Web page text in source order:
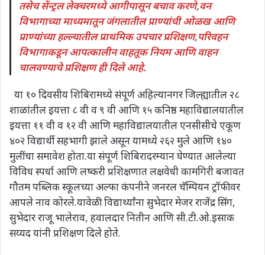
तसेच सेंन्ट्रल लेक्चरमध्ये आगीपासून बचाव करणे,वन
विभागाच्या माध्यमातून जंगलातील प्राण्यांची ओळख आणि
प्राण्यांच्या हल्ल्यातील प्राथमिक उपचार प्रशिक्षण,परिवहन
विभागाकडून आपत्कालीन वाहतूक नियम आणि वाहन
चालवण्याचे प्रशिक्षण ही दिले आहे.
या १० दिवसीय शिबिरामध्ये संपूर्ण अहिल्यानगर जिल्ह्यातील २८
शाळांतील इयत्ता ८ वी व ९ वी आणि १५ कनिष्ठ महाविद्यालयातील
इयत्ता ११ वी व १२ वी आणि महाविद्यालयातील एनसीसीचे एकूण
४०२ विद्यार्थी सहभागी झाले असून यामध्ये २६२ मुले आणि १४०
मुलींचा समावेश होता.या संपूर्ण शिबिरादरम्यान घेण्यात आलेल्या
विविध स्पर्धा आणि लष्करी प्रशिक्षणात लक्षवेधी कामगिरी बजावत
गौतम पब्लिक स्कूलच्या अल्फा कंपनीने जनरल चॅम्पियन ट्रॉफीवर
आपले नाव कोरले.यावेळी विद्यार्थ्यांना सुभेदार मेजर राजेंद्र सिंग,
सुभेदार राजू भालेराव, हवालदार नितीन आणि सी.टी.ओ.इसाक
सय्यद यांनी प्रशिक्षण दिले होते.